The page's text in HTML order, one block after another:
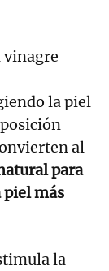
vinagre
la piel
al
para
piel más
la